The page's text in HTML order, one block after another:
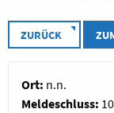
ZURÜCK
Ort: n.n.
Meldeschluss: